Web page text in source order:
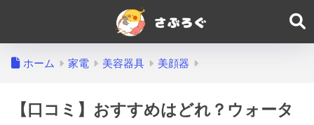
ホーム 家電 美容器具 美顔器
【口コミ】おすすめはどれ？ウォータ